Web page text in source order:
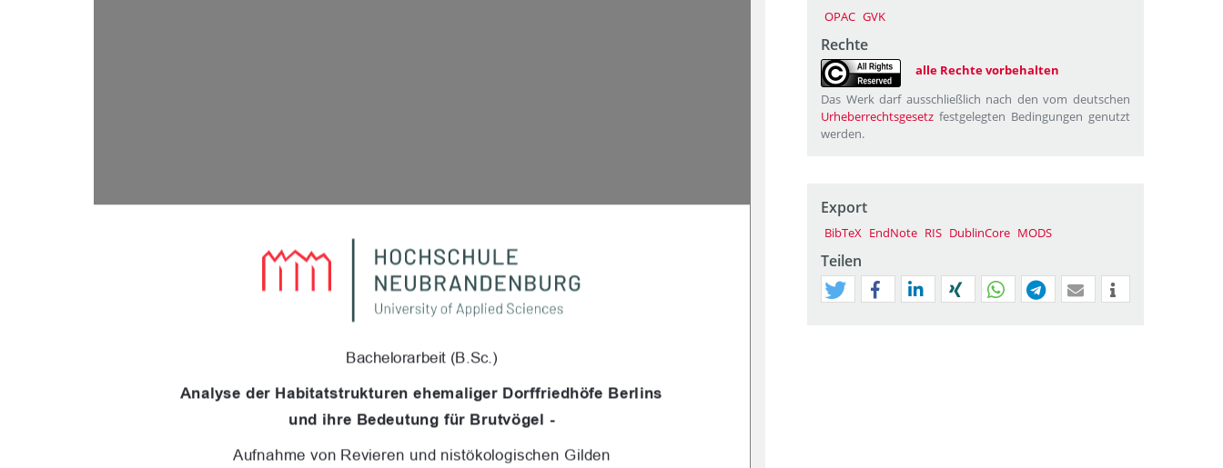
Bachelorarbeit (B.Sc.)
Analyse der Habitatstrukturen ehemaliger Dorffriedhöfe Berlins
und ihre Bedeutung für Brutvögel -
Aufnahme von Revieren und nistökologischen Gilden
OPAC GVK
Rechte
alle Rechte vorbehalten
Das Werk darf ausschließlich nach den vom deutschen
Urheberrechtsgesetz festgelegten Bedingungen genutzt
werden.
Export
BibTeX EndNote RIS DublinCore MODS
Teilen